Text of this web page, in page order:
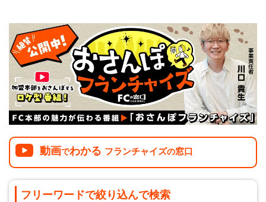
動画でわかる フランチャイズの窓口
フリーワードで絞り込んで検索